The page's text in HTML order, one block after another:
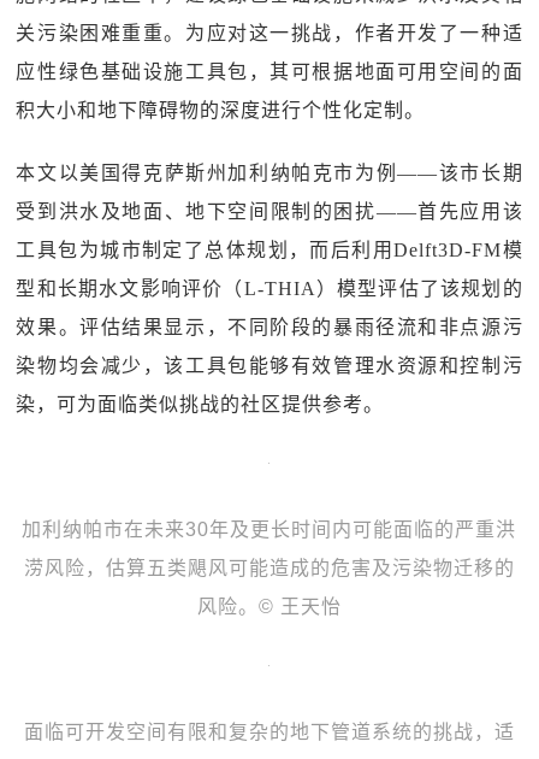
关污染困难重重。为应对这一挑战，作者开发了一种适
应性绿色基础设施工具包，其可根据地面可用空间的面
积大小和地下障碍物的深度进行个性化定制。
本文以美国得克萨斯州加利纳帕克市为例——该市长期
受到洪水及地面、地下空间限制的困扰——首先应用该
工具包为城市制定了总体规划，而后利用Delft3D-FM模
型和长期水文影响评价（L-THIA）模型评估了该规划的
效果。评估结果显示，不同阶段的暴雨径流和非点源污
染物均会减少，该工具包能够有效管理水资源和控制污
染，可为面临类似挑战的社区提供参考。
加利纳帕市在未来30年及更长时间内可能面临的严重洪
涝风险，估算五类飓风可能造成的危害及污染物迁移的
风险。© 王天怡
面临可开发空间有限和复杂的地下管道系统的挑战，适